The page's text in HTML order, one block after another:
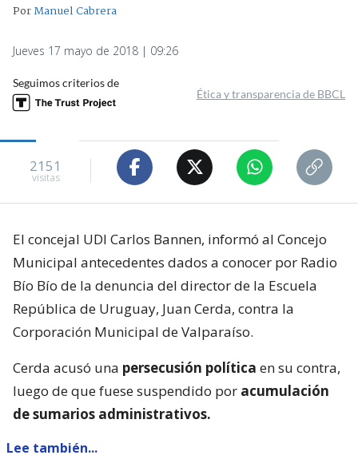
PorManuel Cabrera
Jueves 17 mayo de 2018 | 09:26
Seguimos criterios de
Ética y transparencia de BBCL
2151
visitas
El concejal UDI Carlos Bannen, informó al Concejo
Municipal antecedentes dados a conocer por Radio
Bío Bío de la denuncia del director de la Escuela
República de Uruguay, Juan Cerda, contra la
Corporación Municipal de Valparaíso.
Cerda acusó una persecusión política en su contra,
luego de que fuese suspendido por acumulación
de sumarios administrativos.
Lee también...